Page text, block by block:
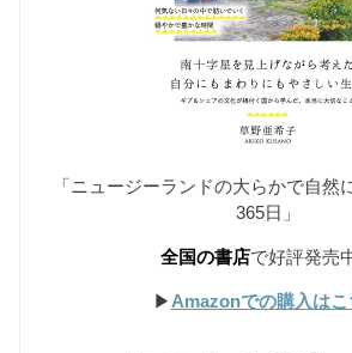
「ニュージーランドの大らかで自然
365日」
全国の書店で好評発売
▶︎ Amazonでの購入はこ